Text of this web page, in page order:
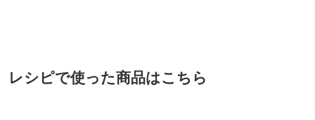
レシピで使った商品はこちら